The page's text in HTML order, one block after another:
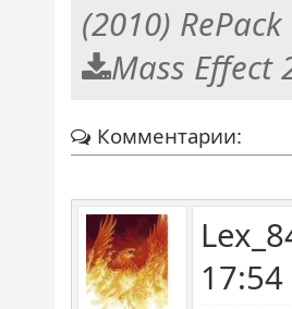
(2010)
Mass Effect
Комментарии: